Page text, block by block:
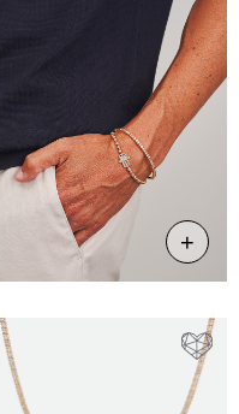
En
+